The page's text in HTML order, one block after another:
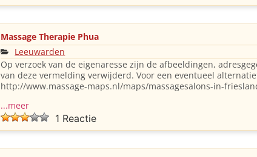
Massage Therapie Phua
Leeuwarden
Op verzoek van de eigenaresse zijn de afbeeldingen,
van deze vermelding verwijderd. Voor een eventueel
http://www.massage-maps.nl/maps/massagesalons-in-
...meer
1 Reactie